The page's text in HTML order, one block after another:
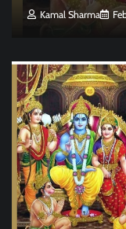
Kamal Sharma